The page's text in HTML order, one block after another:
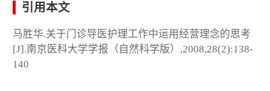
引用本文
马胜华.关于门诊导医护理工作中运用经营理念的思考
[J].南京医科大学学报（自然科学版）,2008,28(2):138-
140